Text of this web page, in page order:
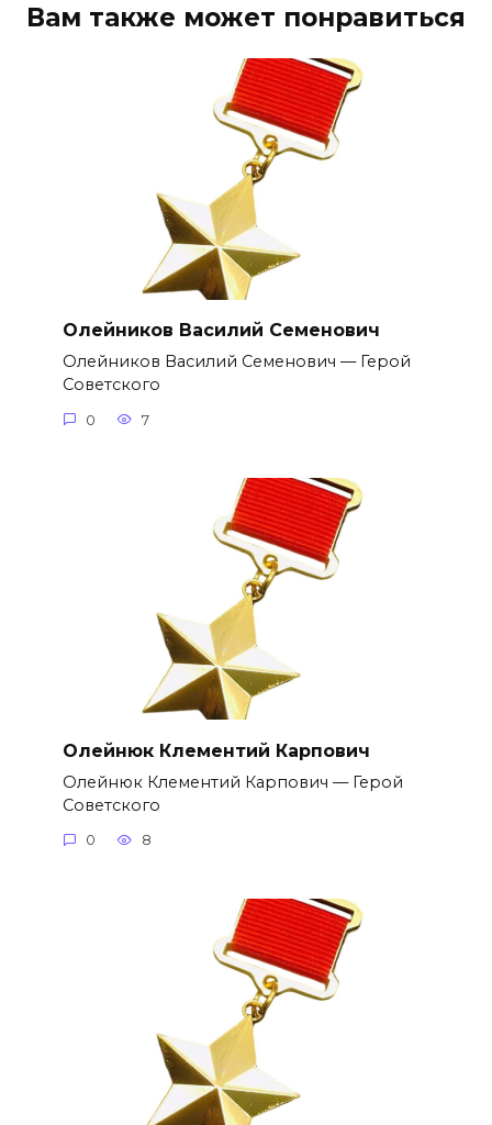
Вам также может понравиться
Олейников Василий Семенович
Олейников Василий Семенович — Герой
Советского
0 7
Олейнюк Клементий Карпович
Олейнюк Клементий Карпович — Герой
Советского
0 8